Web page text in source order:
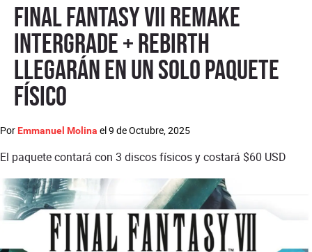
Final Fantasy VII Remake
Intergrade + Rebirth
llegarán en un solo paquete
físico
Por Emmanuel Molina el9 de Octubre, 2025
El paquete contará con 3 discos físicos y costará $60 USD